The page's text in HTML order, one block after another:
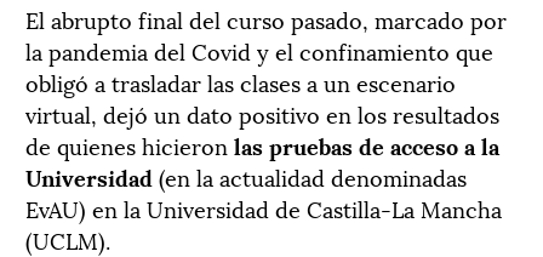
El abrupto final del curso pasado, marcado por
la pandemia del Covid y el confinamiento que
obligó a trasladar las clases a un escenario
virtual, dejó un dato positivo en los resultados
de quienes hicieron las pruebas de acceso a la
Universidad (en la actualidad denominadas
EvAU) en la Universidad de Castilla-La Mancha
(UCLM).